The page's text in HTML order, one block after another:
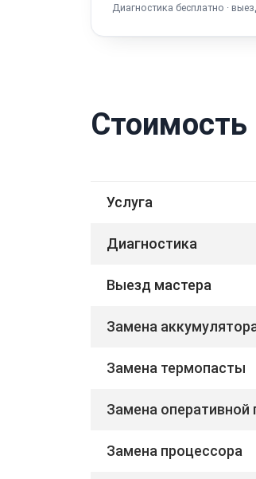
Диагностика бесплатно ·
Стоимость
Услуга
Диагностика
Выезд мастера
Замена
Замена термопасты
Замена оперативной
Замена процессора